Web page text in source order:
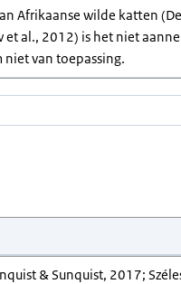
Afrikaanse wilde katten
al., 2012) is het niet
niet van toepassing.
& Sunquist, 2017;